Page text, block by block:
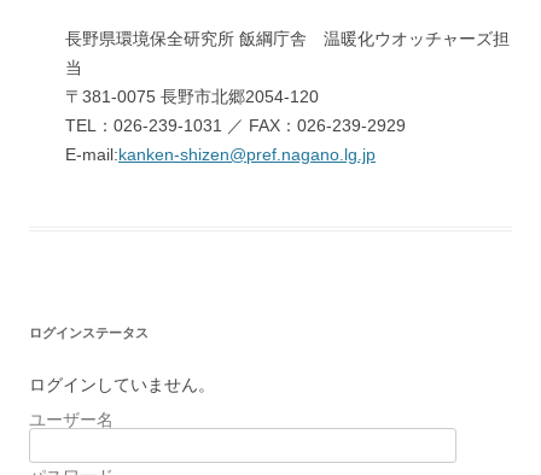
長野県環境保全研究所 飯綱庁舎 温暖化ウオッチャーズ担
当
〒381-0075 長野市北郷2054-120
TEL：026-239-1031 ／ FAX：026-239-2929
E-mail:kanken-shizen@pref.nagano.lg.jp
ログインステータス
ログインしていません。
ユーザー名